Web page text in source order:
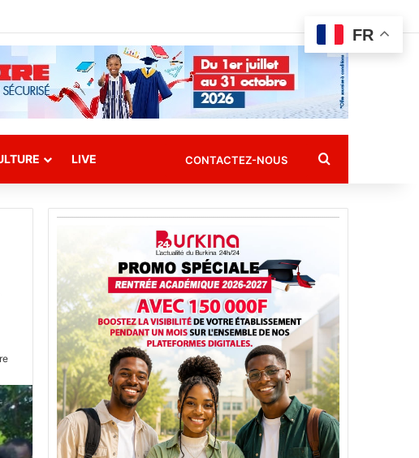
LIVE CONTACTEZ-NOUS Rechercher
FR